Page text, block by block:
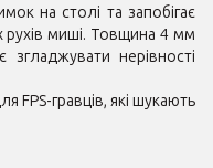
на столі та запобігає
рухів миші. Товщина 4 мм
нерівності
гравців, які шукають